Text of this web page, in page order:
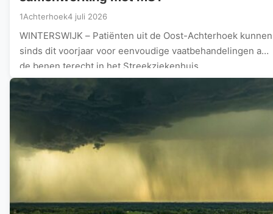
1Achterhoek4 juli 2026
WINTERSWIJK – Patiënten uit de Oost-Achterhoek kunnen
sinds dit voorjaar voor eenvoudige vaatbehandelingen aan
de benen terecht in het Streekziekenhuis…